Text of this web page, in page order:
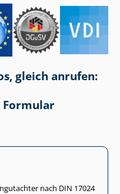
gleich anrufen:
Formular
nach DIN 17024